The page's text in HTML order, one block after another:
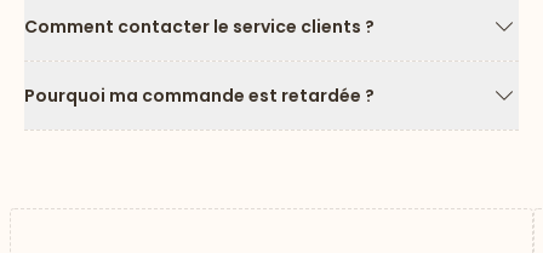
Comment contacter le service clients ?
Pourquoi ma commande est retardée ?